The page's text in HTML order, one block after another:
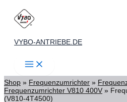
Zum
Inhalt
springen
VYBO-ANTRIEBE.DE
Shop » Frequenzumrichter »
Frequenzumrichter V810 400V »
(V810-4T4500)